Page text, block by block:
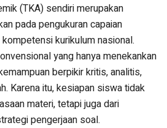
(TKA) sendiri merupakan
pada pengukuran capaian
kurikulum nasional.
yang hanya menekankan
berpikir kritis, analitis,
Karena itu, kesiapan siswa tidak
materi, tetapi juga dari
pengerjaan soal.